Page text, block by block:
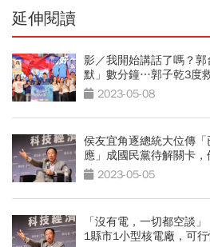
延伸閱讀
影／我開始講話了嗎？
默」數分鐘…郭子乾3度
的 2023-05-08
侯友宜角逐總統大位傳
應」成國民黨待解關卡
跌 2023-05-05
「沒有電，一切都空談
1縣市1小型核電廠，可